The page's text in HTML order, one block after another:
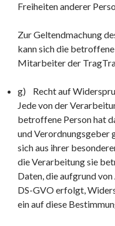
Freiheiten anderer
Zur Geltendmachung
kann sich die
Mitarbeiter der
g) Recht auf
Jede von der
betroffene Person hat
und Verordnungsgeber
sich aus ihrer
die Verarbeitung sie
Daten, die aufgrund
DS-GVO erfolgt,
ein auf diese